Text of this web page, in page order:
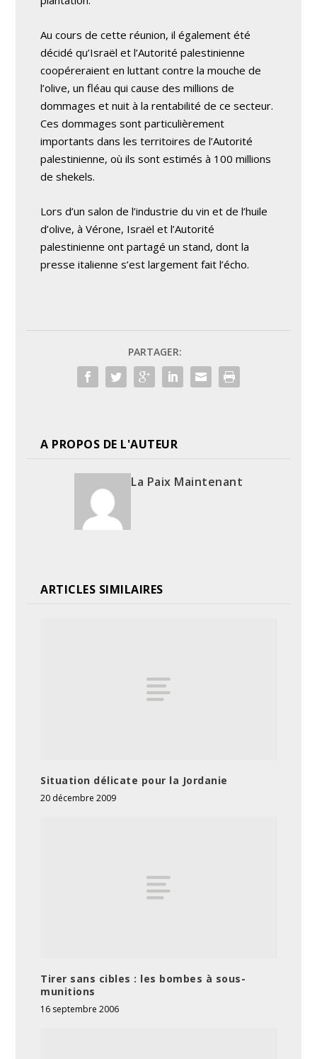
Au cours de cette réunion, il également été
décidé qu’Israël et l’Autorité palestinienne
coopéreraient en luttant contre la mouche de
l’olive, un fléau qui cause des millions de
dommages et nuit à la rentabilité de ce secteur.
Ces dommages sont particulièrement
importants dans les territoires de l’Autorité
palestinienne, où ils sont estimés à 100 millions
de shekels.
Lors d’un salon de l’industrie du vin et de l’huile
d’olive, à Vérone, Israël et l’Autorité
palestinienne ont partagé un stand, dont la
presse italienne s’est largement fait l’écho.
PARTAGER:
A PROPOS DE L'AUTEUR
La Paix Maintenant
ARTICLES SIMILAIRES
Situation délicate pour la Jordanie
20 décembre 2009
Tirer sans cibles : les bombes à sous-
munitions
16 septembre 2006